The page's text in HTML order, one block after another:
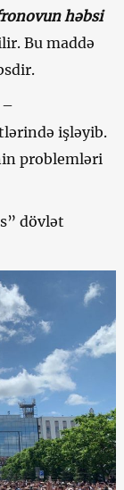
həbsi
Bu maddə
–
işləyib.
problemləri
dövlət